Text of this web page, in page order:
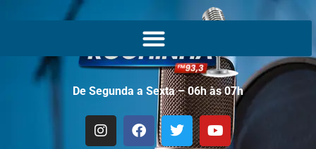
De Segunda a Sexta – 06h às 07h